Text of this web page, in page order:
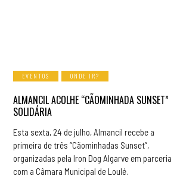
EVENTOS ONDE IR?
ALMANCIL ACOLHE “CÃOMINHADA SUNSET”
SOLIDÁRIA
Esta sexta, 24 de julho, Almancil recebe a
primeira de três “Cãominhadas Sunset”,
organizadas pela Iron Dog Algarve em parceria
com a Câmara Municipal de Loulé.